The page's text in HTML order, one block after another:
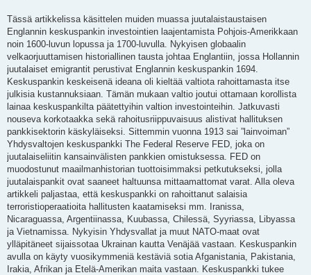
Tässä artikkelissa käsittelen muiden muassa juutalaistaustaisen
Englannin keskuspankin investointien laajentamista Pohjois-Amerikkaan
noin 1600-luvun lopussa ja 1700-luvulla. Nykyisen globaalin
velkaorjuuttamisen historiallinen tausta johtaa Englantiin, jossa Hollannin
juutalaiset emigrantit perustivat Englannin keskuspankin 1694.
Keskuspankin keskeisenä ideana oli kieltää valtiota rahoittamasta itse
julkisia kustannuksiaan. Tämän mukaan valtio joutui ottamaan korollista
lainaa keskuspankilta päätettyihin valtion investointeihin. Jatkuvasti
nouseva korkotaakka sekä rahoitusriippuvaisuus alistivat hallituksen
pankkisektorin käskyläiseksi. Sittemmin vuonna 1913 sai ”lainvoiman”
Yhdysvaltojen keskuspankki The Federal Reserve FED, joka on
juutalaiseliitin kansainvälisten pankkien omistuksessa. FED on
muodostunut maailmanhistorian tuottoisimmaksi petkutukseksi, jolla
juutalaispankit ovat saaneet haltuunsa mittaamattomat varat. Alla oleva
artikkeli paljastaa, että keskuspankki on rahoittanut salaisia
terroristioperaatioita hallitusten kaatamiseksi mm. Iranissa,
Nicaraguassa, Argentiinassa, Kuubassa, Chilessä, Syyriassa, Libyassa
ja Vietnamissa. Nykyisin Yhdysvallat ja muut NATO-maat ovat
ylläpitäneet sijaissotaa Ukrainan kautta Venäjää vastaan. Keskuspankin
avulla on käyty vuosikymmeniä kestäviä sotia Afganistania, Pakistania,
Irakia, Afrikan ja Etelä-Amerikan maita vastaan. Keskuspankki tukee